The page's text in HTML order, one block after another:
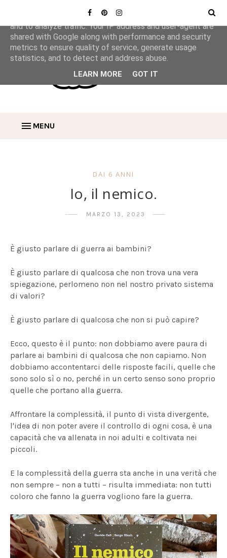
MENU
DAI 6 ANNI
Io, il nemico.
MARZO 13, 2023
È giusto parlare di guerra ai bambini?
È giusto parlare di qualcosa che non trova una vera
spiegazione, perlomeno non nel nostro privato sistema
di valori?
È giusto parlare di qualcosa che non si può capire?
Ecco, questo è il punto: non dobbiamo avere paura di
parlare ai bambini di qualcosa che non capiamo. Non
dobbiamo accontentarci delle risposte facili, quelle che
sono solo sì o no, perché in un certo senso sono proprio
quelle che portano alla guerra.
Affrontare la complessità, il punto di vista divergente,
l'idea di non poter avere il controllo di ogni cosa, è una
capacità che va allenata in noi adulti e coltivata nei
piccoli.
E la complessità della guerra sta anche in una verità che
non sempre – non a tutti – risulta immediata: non tutti
coloro che fanno la guerra vogliono fare la guerra.
This site uses cookies from Google to deliver its services
and to analyze traffic. Your IP address and user-agent are
shared with Google along with performance and security
metrics to ensure quality of service, generate usage
statistics, and to detect and address abuse.
LEARN MORE GOT IT